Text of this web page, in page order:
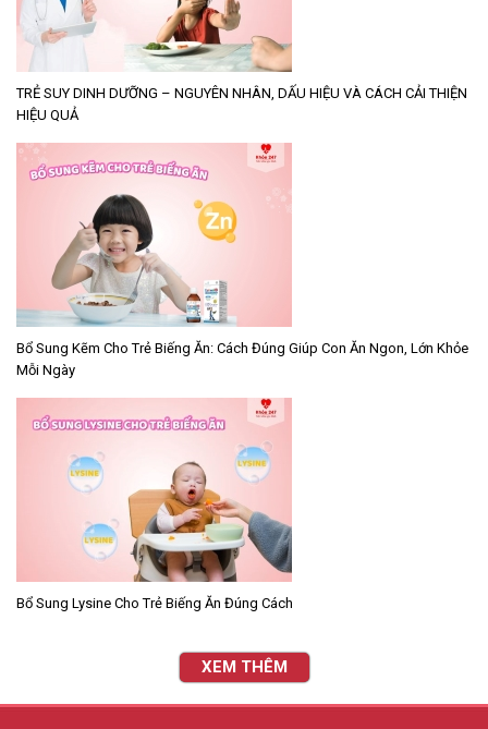
TRẺ SUY DINH DƯỠNG – NGUYÊN NHÂN, DẤU HIỆU VÀ CÁCH CẢI THIỆN
HIỆU QUẢ
Bổ Sung Kẽm Cho Trẻ Biếng Ăn: Cách Đúng Giúp Con Ăn Ngon, Lớn Khỏe
Mỗi Ngày
Bổ Sung Lysine Cho Trẻ Biếng Ăn Đúng Cách
XEM THÊM